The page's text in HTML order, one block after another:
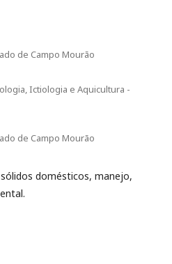
de Campo Mourão
Ictiologia e Aquicultura -
de Campo Mourão
domésticos, manejo,